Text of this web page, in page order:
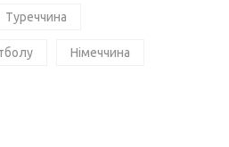
Туреччина
Німеччина